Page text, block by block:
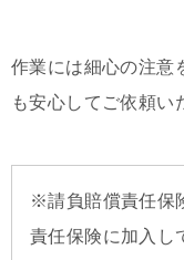
作業には細心の注意
も安心してご依頼い
※請負賠償責任保
責任保険に加入し